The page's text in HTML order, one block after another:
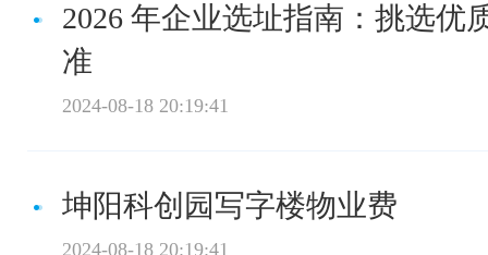
2026 年企业选址指南：挑选优
准
2024-08-18 20:19:41
坤阳科创园写字楼物业费
2024-08-18 20:19:41